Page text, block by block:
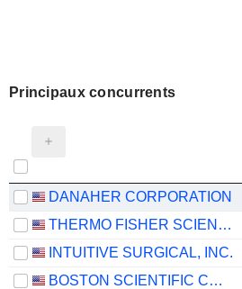
Principaux concurrents
DANAHER CORPORATION
THERMO FISHER SCIENTIFIC, INC.
INTUITIVE SURGICAL, INC.
BOSTON SCIENTIFIC CORPORATION